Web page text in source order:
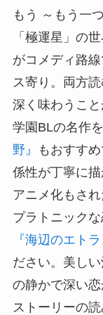
もう ～もう一
「極運星」の
がコメディ路
ス寄り。両方
深く味わうこと
学園BLの名作
野』
もおすす
係性が丁寧に描
アニメ化もされ
プラトニック
『海辺のエトラ
ださい。美し
の静かで深い恋
ストーリーの